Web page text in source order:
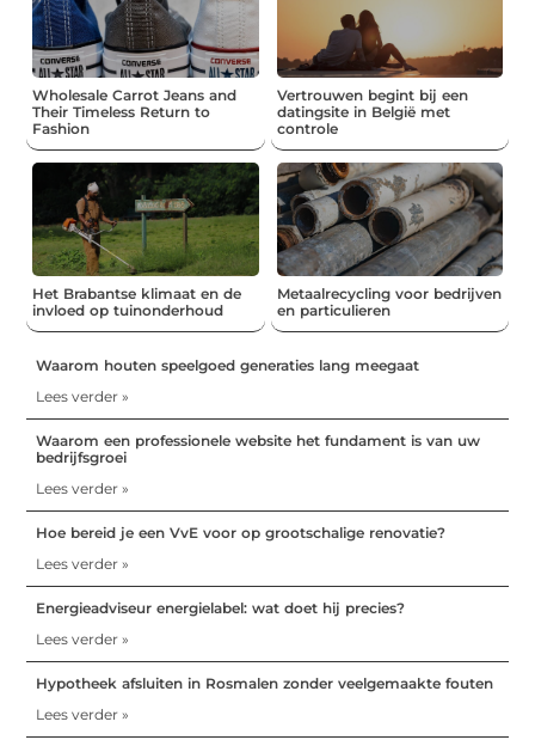
Wholesale Carrot Jeans and
Their Timeless Return to
Fashion
Vertrouwen begint bij een
datingsite in België met
controle
Het Brabantse klimaat en de
invloed op tuinonderhoud
Metaalrecycling voor bedrijven
en particulieren
Waarom houten speelgoed generaties lang meegaat
Lees verder »
Waarom een professionele website het fundament is van uw
bedrijfsgroei
Lees verder »
Hoe bereid je een VvE voor op grootschalige renovatie?
Lees verder »
Energieadviseur energielabel: wat doet hij precies?
Lees verder »
Hypotheek afsluiten in Rosmalen zonder veelgemaakte fouten
Lees verder »